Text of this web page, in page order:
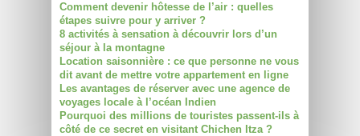
Comment devenir hôtesse de l’air : quelles
étapes suivre pour y arriver ?
8 activités à sensation à découvrir lors d’un
séjour à la montagne
Location saisonnière : ce que personne ne vous
dit avant de mettre votre appartement en ligne
Les avantages de réserver avec une agence de
voyages locale à l’océan Indien
Pourquoi des millions de touristes passent-ils à
côté de ce secret en visitant Chichen Itza ?